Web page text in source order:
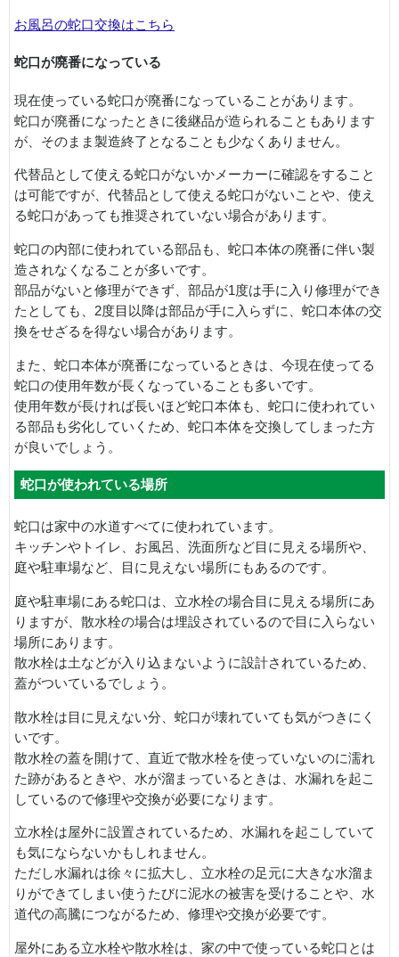
お風呂の蛇口交換はこちら
蛇口が廃番になっている
現在使っている蛇口が廃番になっていることがあります。
蛇口が廃番になったときに後継品が造られることもあります
が、そのまま製造終了となることも少なくありません。
代替品として使える蛇口がないかメーカーに確認をすること
は可能ですが、代替品として使える蛇口がないことや、使え
る蛇口があっても推奨されていない場合があります。
蛇口の内部に使われている部品も、蛇口本体の廃番に伴い製
造されなくなることが多いです。
部品がないと修理ができず、部品が1度は手に入り修理ができ
たとしても、2度目以降は部品が手に入らずに、蛇口本体の交
換をせざるを得ない場合があります。
また、蛇口本体が廃番になっているときは、今現在使ってる
蛇口の使用年数が長くなっていることも多いです。
使用年数が長ければ長いほど蛇口本体も、蛇口に使われてい
る部品も劣化していくため、蛇口本体を交換してしまった方
が良いでしょう。
蛇口が使われている場所
蛇口は家中の水道すべてに使われています。
キッチンやトイレ、お風呂、洗面所など目に見える場所や、
庭や駐車場など、目に見えない場所にもあるのです。
庭や駐車場にある蛇口は、立水栓の場合目に見える場所にあ
りますが、散水栓の場合は埋設されているので目に入らない
場所にあります。
散水栓は土などが入り込まないように設計されているため、
蓋がついているでしょう。
散水栓は目に見えない分、蛇口が壊れていても気がつきにく
いです。
散水栓の蓋を開けて、直近で散水栓を使っていないのに濡れ
た跡があるときや、水が溜まっているときは、水漏れを起こ
しているので修理や交換が必要になります。
立水栓は屋外に設置されているため、水漏れを起こしていて
も気にならないかもしれません。
ただし水漏れは徐々に拡大し、立水栓の足元に大きな水溜ま
りができてしまい使うたびに泥水の被害を受けることや、水
道代の高騰につながるため、修理や交換が必要です。
屋外にある立水栓や散水栓は、家の中で使っている蛇口とは